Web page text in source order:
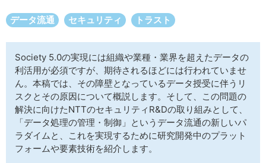
データ流通 セキュリティ トラスト
Society 5.0の実現には組織や業種・業界を超えたデータの
利活用が必須ですが、期待されるほどには行われていませ
ん。本稿では、その障壁となっているデータ授受に伴うリ
スクとその原因について概説します。そして、この問題の
解決に向けたNTTのセキュリティR&Dの取り組みとして、
「データ処理の管理・制御」というデータ流通の新しいパ
ラダイムと、これを実現するために研究開発中のプラット
フォームや要素技術を紹介します。